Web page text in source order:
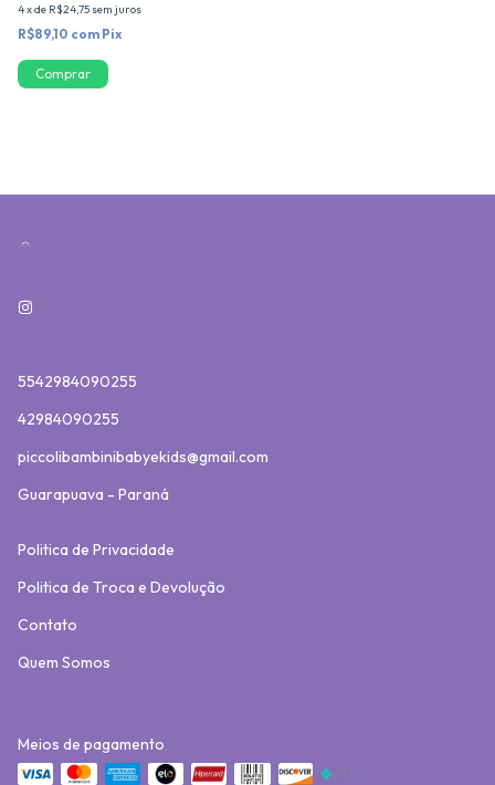
4xde R$24,75 sem juros
R$89,10 com Pix
5542984090255
42984090255
piccolibambinibabyekids@gmail.com
Guarapuava - Paraná
Politica de Privacidade
Politica de Troca e Devolução
Contato
Quem Somos
Meios de pagamento